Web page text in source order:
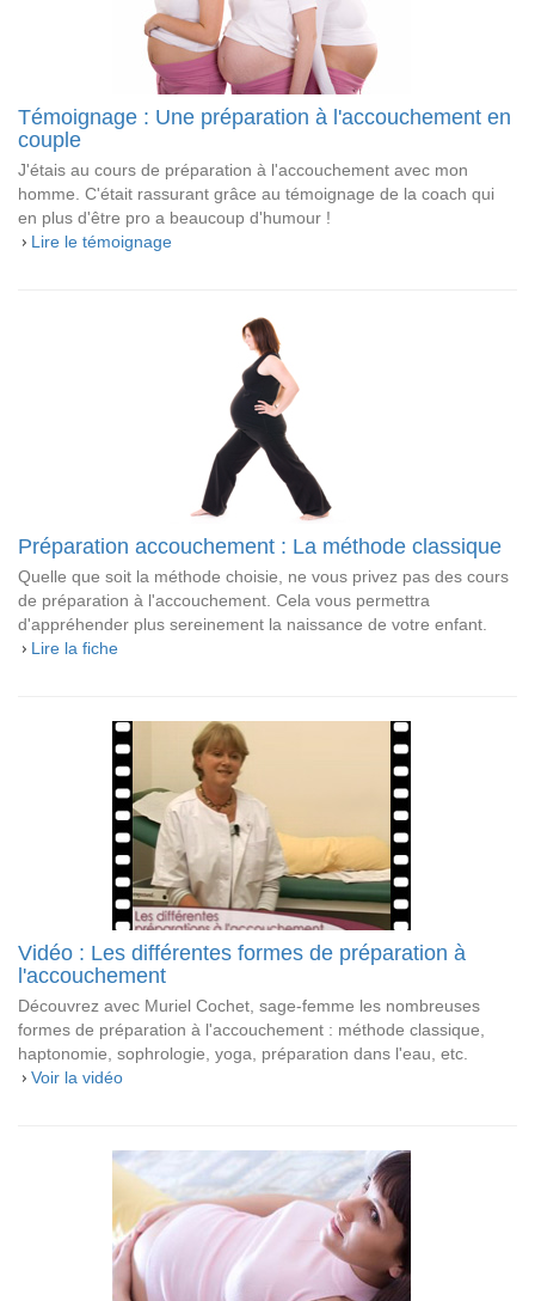
Témoignage : Une préparation à l'accouchement en
couple
J'étais au cours de préparation à l'accouchement avec mon
homme. C'était rassurant grâce au témoignage de la coach qui
en plus d'être pro a beaucoup d'humour !
Lire le témoignage
Préparation accouchement : La méthode classique
Quelle que soit la méthode choisie, ne vous privez pas des cours
de préparation à l'accouchement. Cela vous permettra
d'appréhender plus sereinement la naissance de votre enfant.
Lire la fiche
Vidéo : Les différentes formes de préparation à
l'accouchement
Découvrez avec Muriel Cochet, sage-femme les nombreuses
formes de préparation à l'accouchement : méthode classique,
haptonomie, sophrologie, yoga, préparation dans l'eau, etc.
Voir la vidéo